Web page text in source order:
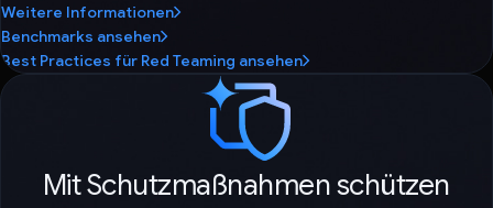
Weitere Informationen
Benchmarks ansehen
Best Practices für Red Teaming ansehen
Mit Schutzmaßnahmen schützen